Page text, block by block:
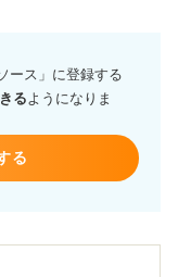
自分には働く場所
されそうです。
ース」に登録する
るようになりま
る